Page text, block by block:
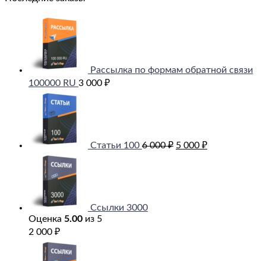
Рассылка по формам обратной связи
100000 RU 3 000 ₽
Статьи 100 6 000₽ 000 ₽.
5 000 ₽
Ссылки 3000
Оценка 5.00 из 5
2 000 ₽